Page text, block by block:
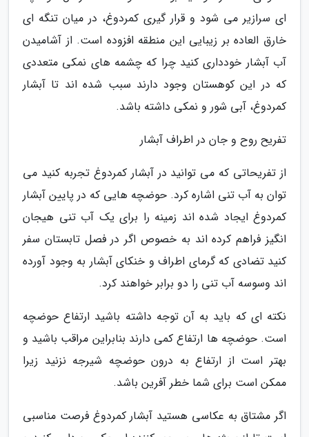
ای سرازیر می شود و قرار گیری کمردوغ، در میان تنگه ای
خارق العاده بر زیبایی این منطقه افزوده است. از آشامیدن
آب آبشار خودداری کنید چرا که چشمه های نمکی متعددی
که در این کوهستان وجود دارند سبب شده اند تا آبشار
کمردوغ، آبی شور و نمکی داشته باشد.
تفریح روح و جان در اطراف آبشار
از تفریحاتی که می توانید در آبشار کمردوغ تجربه کنید می
توان به آب تنی اشاره کرد. حوضچه هایی که در پایین آبشار
کمردوغ ایجاد شده اند زمینه را برای یک آب تنی هیجان
انگیز فراهم کرده اند به خصوص اگر در فصل تابستان سفر
کنید تضادی که گرمای اطراف و خنکای آبشار به وجود آورده
اند وسوسه آب تنی را دو برابر خواهند کرد.
نکته ای که باید به آن توجه داشته باشید ارتفاع حوضچه
است. حوضچه ها ارتفاع کمی دارند بنابراین مراقب باشید و
بهتر است از ارتفاع به درون حوضچه شیرجه نزنید زیرا
ممکن است برای شما خطر آفرین باشد.
اگر مشتاق به عکاسی هستید آبشار کمردوغ فرصت مناسبی